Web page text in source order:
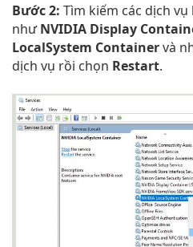
Bước 2: Tìm kiếm các dịch
nhưNVIDIA Display
LocalSystem Containervà
dịch vụ rồi chọn Restart.